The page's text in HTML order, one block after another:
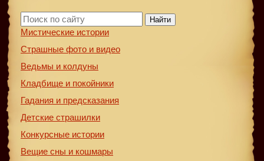
Найти
Мистические истории
Страшные фото и видео
Ведьмы и колдуны
Кладбище и покойники
Гадания и предсказания
Детские страшилки
Конкурсные истории
Вещие сны и кошмары